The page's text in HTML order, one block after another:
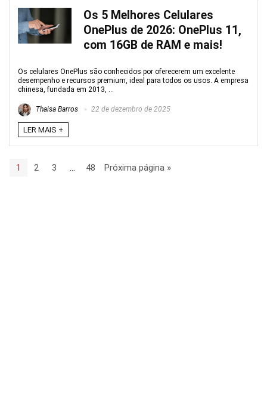
Os 5 Melhores Celulares
OnePlus de 2026: OnePlus 11,
com 16GB de RAM e mais!
Os celulares OnePlus são conhecidos por oferecerem um excelente
desempenho e recursos premium, ideal para todos os usos. A empresa
chinesa, fundada em 2013, ...
Thaisa Barros 22 de dezembro de 2025
LER MAIS +
1 2 3 48 Próxima página »